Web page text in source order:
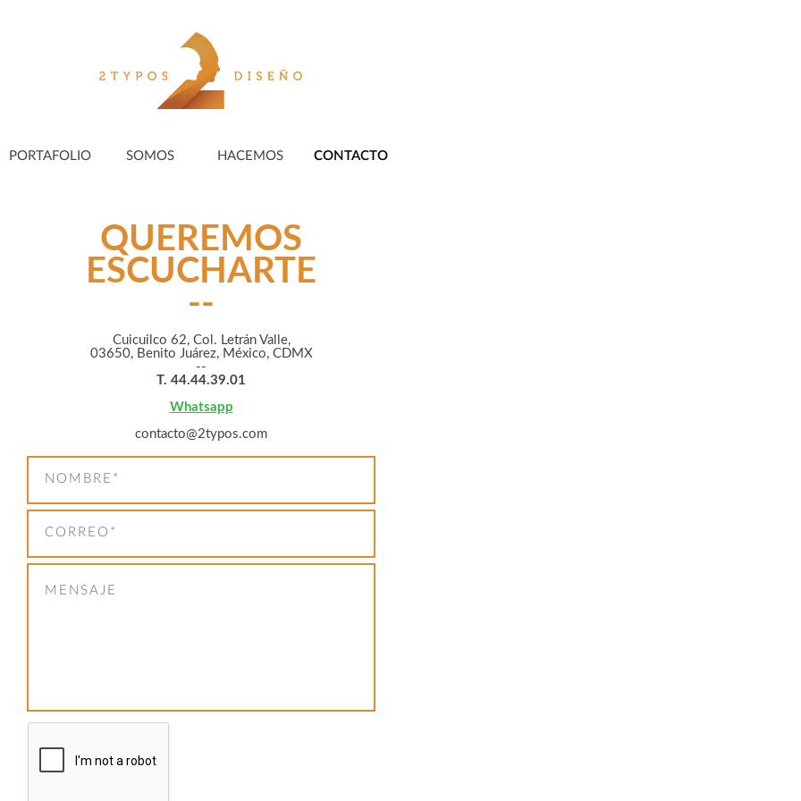
PORTAFOLIO SOMOS HACEMOS CONTACTO
QUEREMOS
ESCUCHARTE
--
Cuicuilco 62, Col. Letrán Valle,
03650, Benito Juárez, México, CDMX
--
T. 44.44.39.01
Whatsapp
contacto@2typos.com
NOMBRE*
CORREO*
MENSAJE